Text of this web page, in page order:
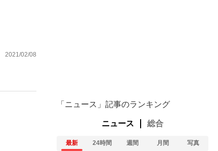
2021/02/08
「ニュース」記事のランキング
ニュース 総合
最新 24時間 週間 月間 写真